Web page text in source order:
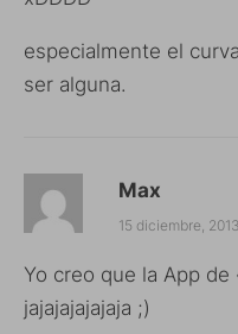
especialmente el
ser alguna.
Max
15 diciembre,
Yo creo que la App de
jajajajajajaja ;)